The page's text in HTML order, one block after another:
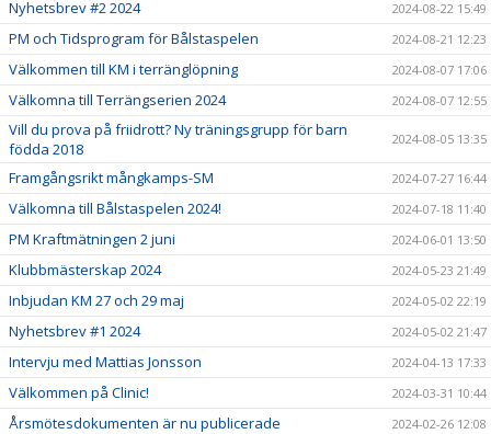
Nyhetsbrev #2 2024 2024-08-22 15:49
PM och Tidsprogram för Bålstaspelen 2024-08-21 12:23
Välkommen till KM i terränglöpning 2024-08-07 17:06
Välkomna till Terrängserien 2024 2024-08-07 12:55
Vill du prova på friidrott? Ny träningsgrupp för barn
födda 2018
2024-08-05 13:35
Framgångsrikt mångkamps-SM 2024-07-27 16:44
Välkomna till Bålstaspelen 2024! 2024-07-18 11:40
PM Kraftmätningen 2 juni 2024-06-01 13:50
Klubbmästerskap 2024 2024-05-23 21:49
Inbjudan KM 27 och 29 maj 2024-05-02 22:19
Nyhetsbrev #1 2024 2024-05-02 21:47
Intervju med Mattias Jonsson 2024-04-13 17:33
Välkommen på Clinic! 2024-03-31 10:44
Årsmötesdokumenten är nu publicerade 2024-02-26 12:08